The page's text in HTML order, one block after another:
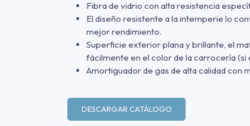
Fibra de vidrio con alta resistencia
El diseño resistente a la intemperie lo
mejor rendimiento.
Superficie exterior plana y brillante, el
fácilmente en el color de la carrocería (si
Amortiguador de gas de alta calidad con
DESCARGAR CATÁLOGO